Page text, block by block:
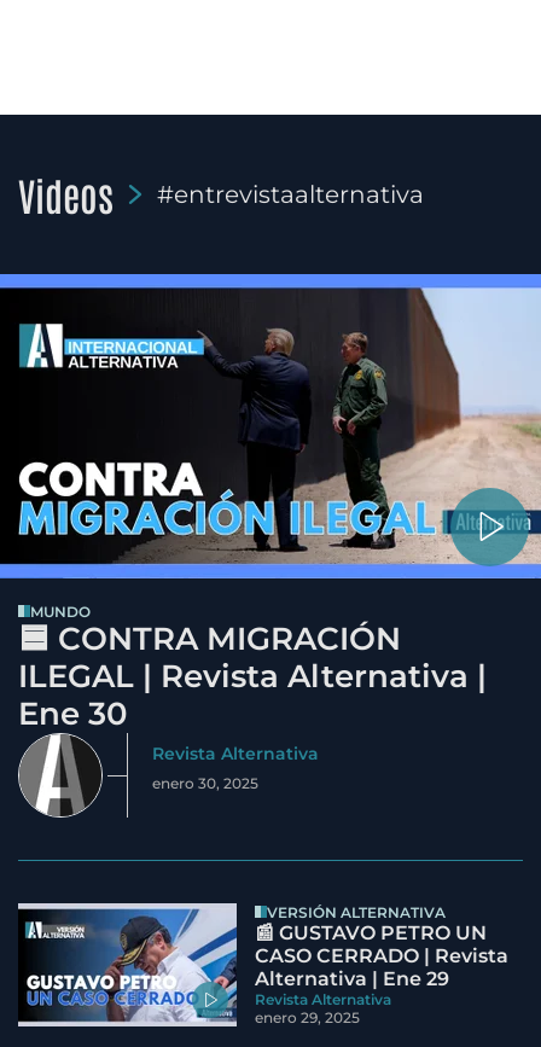
Videos #entrevistaalternativa
MUNDO
🟦 CONTRA MIGRACIÓN
ILEGAL | Revista Alternativa |
Ene 30
Revista Alternativa
enero 30, 2025
VERSIÓN ALTERNATIVA
📰 GUSTAVO PETRO UN
CASO CERRADO | Revista
Alternativa | Ene 29
Revista Alternativa
enero 29, 2025